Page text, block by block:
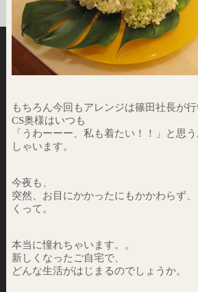
もちろん今回もアレンジは篠田社長が行
CS奥様はいつも
「うわーーー、私も着たい！！」と思
しゃいます。
今夜も、
突然、お目にかかったにもかかわらず
くって。
本当に憧れちゃいます。。
新しくなったご自宅で、
どんな生活がはじまるのでしょうか。